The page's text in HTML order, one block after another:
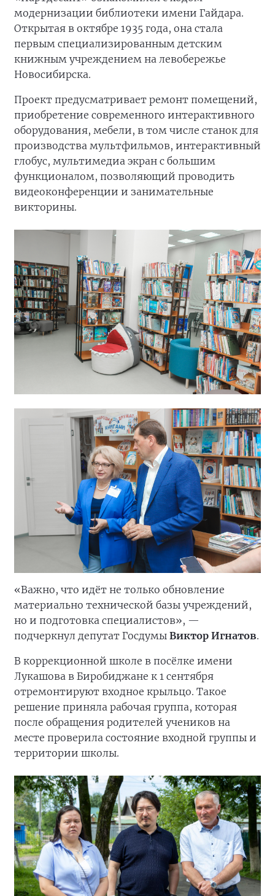
модернизации библиотеки имени Гайдара.
Открытая в октябре 1935 года, она стала
первым специализированным детским
книжным учреждением на левобережье
Новосибирска.
Проект предусматривает ремонт помещений,
приобретение современного интерактивного
оборудования, мебели, в том числе станок для
производства мультфильмов, интерактивный
глобус, мультимедиа экран с большим
функционалом, позволяющий проводить
видеоконференции и занимательные
викторины.
«Важно, что идёт не только обновление
материально технической базы учреждений,
но и подготовка специалистов», —
подчеркнул депутат Госдумы Виктор Игнатов.
В коррекционной школе в посёлке имени
Лукашова в Биробиджане к 1 сентября
отремонтируют входное крыльцо. Такое
решение приняла рабочая группа, которая
после обращения родителей учеников на
месте проверила состояние входной группы и
территории школы.